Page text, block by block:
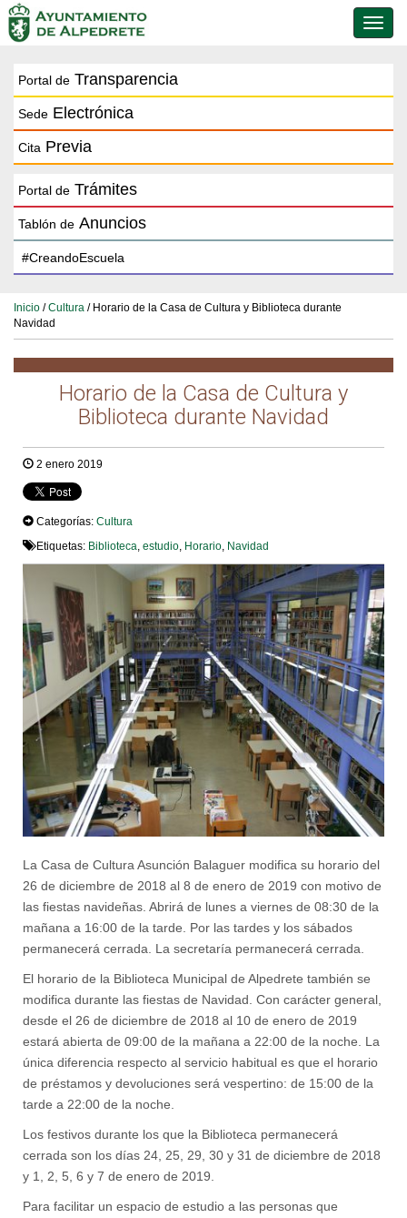
de
Portal de Transparencia
Sede Electrónica
Cita Previa
Portal de Trámites
Tablón de Anuncios
Inicio /Cultura / Horario de la Casa de Cultura y Biblioteca durante
Navidad
Horario de la Casa de Cultura y
Biblioteca durante Navidad
2 enero 2019
Categorías: Cultura
Etiquetas: Biblioteca estudio Horario Navidad
La Casa de Cultura Asunción Balaguer modifica su horario del
26 de diciembre de 2018 al 8 de enero de 2019 con motivo de
las fiestas navideñas. Abrirá de lunes a viernes de 08:30 de la
mañana a 16:00 de la tarde. Por las tardes y los sábados
permanecerá cerrada. La secretaría permanecerá cerrada.
El horario de la Biblioteca Municipal de Alpedrete también se
modifica durante las fiestas de Navidad. Con carácter general,
desde el 26 de diciembre de 2018 al 10 de enero de 2019
estará abierta de 09:00 de la mañana a 22:00 de la noche. La
única diferencia respecto al servicio habitual es que el horario
de préstamos y devoluciones será vespertino: de 15:00 de la
tarde a 22:00 de la noche.
Los festivos durante los que la Biblioteca permanecerá
cerrada son los días 24, 25, 29, 30 y 31 de diciembre de 2018
y 1, 2, 5, 6 y 7 de enero de 2019.
Para facilitar un espacio de estudio a las personas que